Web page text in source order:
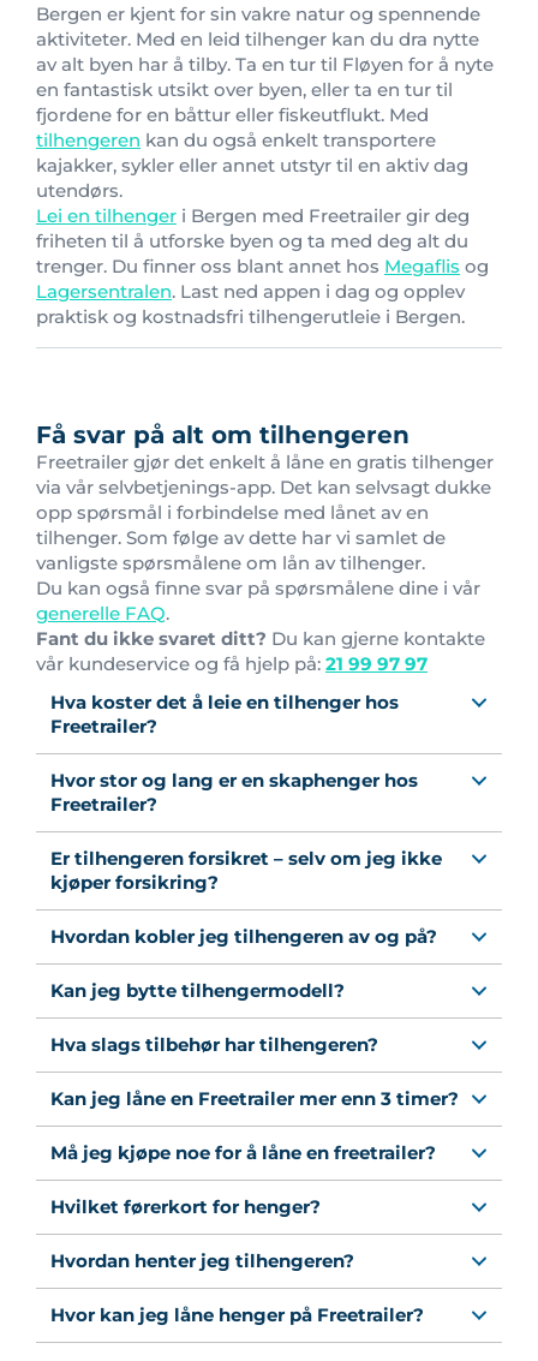
Bergen er kjent for sin vakre natur og spennende
aktiviteter. Med en leid tilhenger kan du dra nytte
av alt byen har å tilby. Ta en tur til Fløyen for å nyte
en fantastisk utsikt over byen, eller ta en tur til
fjordene for en båttur eller fiskeutflukt. Med
tilhengeren kan du også enkelt transportere
kajakker, sykler eller annet utstyr til en aktiv dag
utendørs.
Lei en tilhenger i Bergen med Freetrailer gir deg
friheten til å utforske byen og ta med deg alt du
trenger. Du finner oss blant annet hos Megaflis og
Lagersentralen. Last ned appen i dag og opplev
praktisk og kostnadsfri tilhengerutleie i Bergen.
Få svar på alt om tilhengeren
Freetrailer gjør det enkelt å låne en gratis tilhenger
via vår selvbetjenings-app. Det kan selvsagt dukke
opp spørsmål i forbindelse med lånet av en
tilhenger. Som følge av dette har vi samlet de
vanligste spørsmålene om lån av tilhenger.
Du kan også finne svar på spørsmålene dine i vår
generelle FAQ.
Fant du ikke svaret ditt? Du kan gjerne kontakte
vår kundeservice og få hjelp på: 21 99 97 97
Hva koster det å leie en tilhenger hos
Freetrailer?
Hvor stor og lang er en skaphenger hos
Freetrailer?
Er tilhengeren forsikret – selv om jeg ikke
kjøper forsikring?
Hvordan kobler jeg tilhengeren av og på?
Kan jeg bytte tilhengermodell?
Hva slags tilbehør har tilhengeren?
Kan jeg låne en Freetrailer mer enn 3 timer?
Må jeg kjøpe noe for å låne en freetrailer?
Hvilket førerkort for henger?
Hvordan henter jeg tilhengeren?
Hvor kan jeg låne henger på Freetrailer?